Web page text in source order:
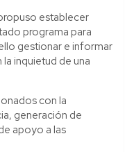
establecer
programa para
gestionar e informar
inquietud de una
con la
generación de
apoyo a las